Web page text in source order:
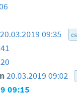
20.03.2019 09:35
20.03.2019 09:02
09:15